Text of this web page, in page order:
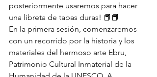
posteriormente usaremos para hacer
una libreta de tapas duras! 📕📕
En la primera sesión, comenzaremos
con un recorrido por la historia y los
materiales del hermoso arte Ebru,
Patrimonio Cultural Inmaterial de la